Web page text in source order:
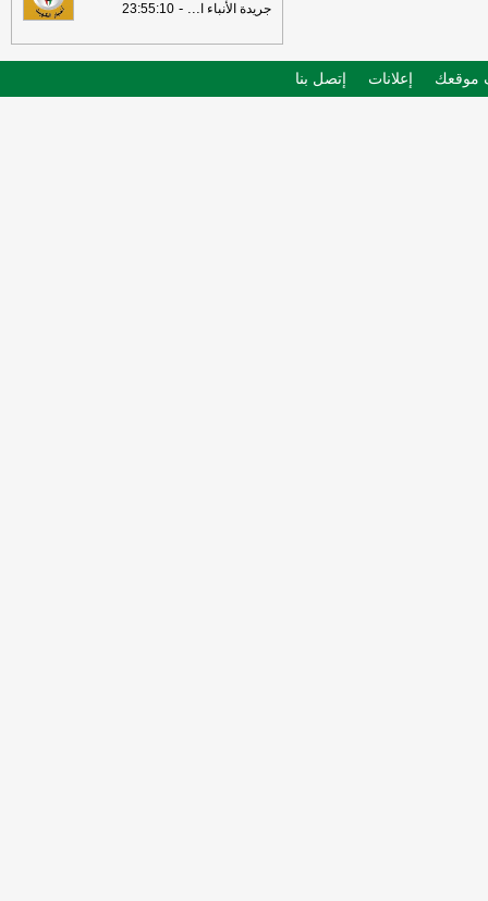
جريدة الأنباء ا ...
-
23:55:10
موقعك إعلانات إتصل بنا